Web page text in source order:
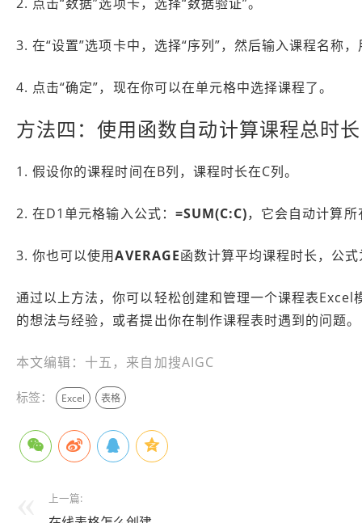
3. 在“设置”选项卡中，选择“序列”，然后输入课程名称
4. 点击“确定”，现在你可以在单元格中选择课程了。
方法四：使用函数自动计算课程总时长
1. 假设你的课程时间在B列，课程时长在C列。
2. 在D1单元格输入公式： =SUM(C:C)，它会自动计算
3. 你也可以使用AVERAGE函数计算平均课程时长，公
通过以上方法，你可以轻松创建和管理一个课程表
的想法与经验，或者提出你在制作课程表时遇到的问题。
本文编辑：十五，来自加搜AIGC
标签： Excel 表格
上一篇: